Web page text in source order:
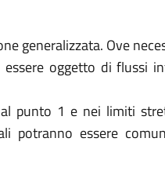
generalizzata. Ove
oggetto di flussi
punto 1 e nei limiti
potranno essere